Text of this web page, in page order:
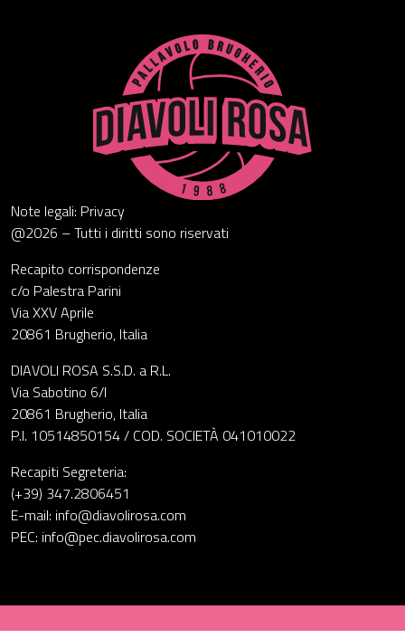
Note legali: Privacy
@2026 – Tutti i diritti sono riservati
Recapito corrispondenze
c/o Palestra Parini
Via XXV Aprile
20861 Brugherio, Italia
DIAVOLI ROSA S.S.D. a R.L.
Via Sabotino 6/I
20861 Brugherio, Italia
P.I. 10514850154 / COD. SOCIETÀ 041010022
Recapiti Segreteria:
(+39) 347.2806451
E-mail: info@diavolirosa.com
PEC: info@pec.diavolirosa.com